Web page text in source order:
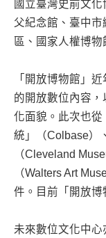
國立臺灣史前文
父紀念館、臺中
區、國家人權博
「開放博物館」
的開放數位內容
化面貌。此次也
統」（Colbase）
（Cleveland
（Walters Art
件。目前「開放博
未來數位文化中